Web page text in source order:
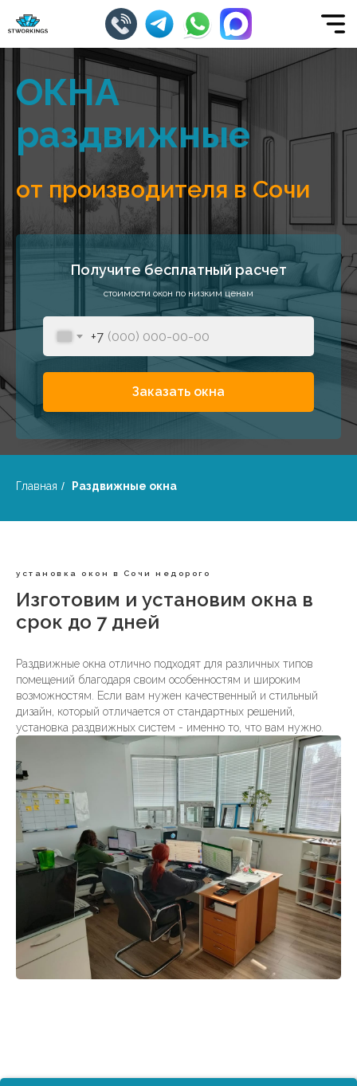
ОКНА
раздвижные
от производителя в Сочи
Получите бесплатный расчет
стоимости окон по низким ценам
+7
Заказать окна
Главная / Раздвижные окна
установка окон в Сочи недорого
Изготовим и установим окна в
срок до 7 дней
Раздвижные окна отлично подходят для различных типов
помещений благодаря своим особенностям и широким
возможностям. Если вам нужен качественный и стильный
дизайн, который отличается от стандартных решений,
установка раздвижных систем - именно то, что вам нужно.